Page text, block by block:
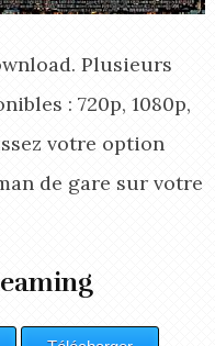
Plusieurs
: 720p, 1080p,
votre option
de gare sur votre